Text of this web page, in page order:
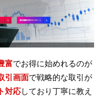
富でお得に始めれるのが
引画面で戦略的な取引が
対応しており丁寧に教え